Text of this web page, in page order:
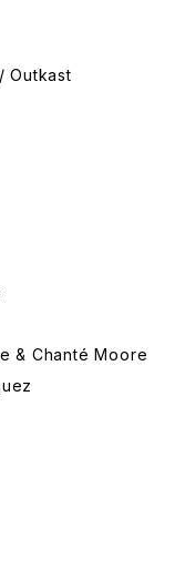
Outkast
& Chanté Moore